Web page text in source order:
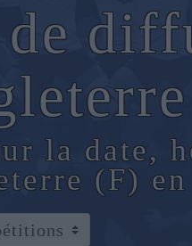
la date,
(F) en